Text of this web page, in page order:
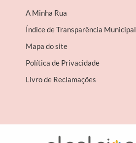
A Minha Rua
Índice de Transparência Municipal
Mapa do site
Política de Privacidade
Livro de Reclamações